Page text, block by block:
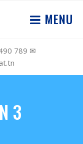
MENU
789 ✉
3